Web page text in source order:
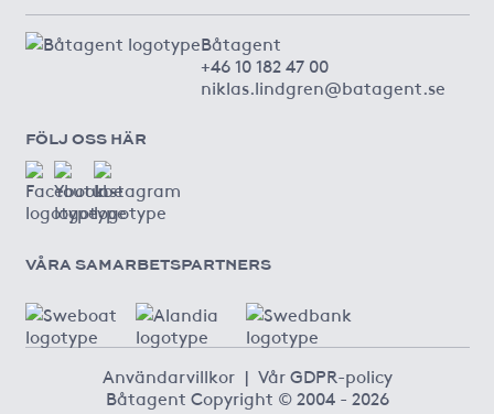
Båtagent
+46 10 182 47 00
niklas.lindgren@batagent.se
FÖLJ OSS HÄR
VÅRA SAMARBETSPARTNERS
Användarvillkor | Vår GDPR-policy
Båtagent Copyright © 2004 - 2026